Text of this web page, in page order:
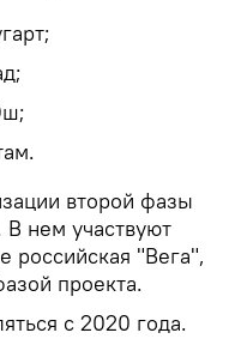
второй фазы
нем участвуют
российская "Вега",
проекта.
с 2020 года.